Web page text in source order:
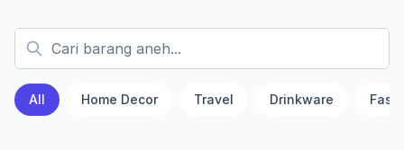
All Home Decor Travel Drinkware